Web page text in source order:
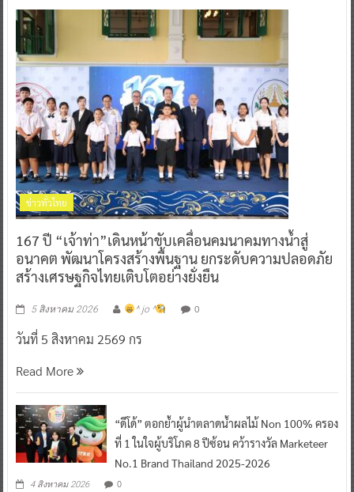
ข่าวทั่วไทย
167 ปี “เจ้าท่า”เดินหน้าขับเคลื่อนคมนาคมทางน้ำสู่
อนาคต พัฒนาโครงสร้างพื้นฐาน ยกระดับความปลอดภัย
สร้างเศรษฐกิจไทยเติบโตอย่างยั่งยืน
5 สิงหาคม 2026 ^ jo ^ 0
วันที่ 5 สิงหาคม 2569 กร
Read More
“ดีโด้” ตอกย้ำผู้นำตลาดน้ำผลไม้ Non 100% ครอง
ที่ 1 ในใจผู้บริโภค 8 ปีซ้อน คว้ารางวัล Marketeer
No.1 Brand Thailand 2025-2026
4 สิงหาคม 2026 0